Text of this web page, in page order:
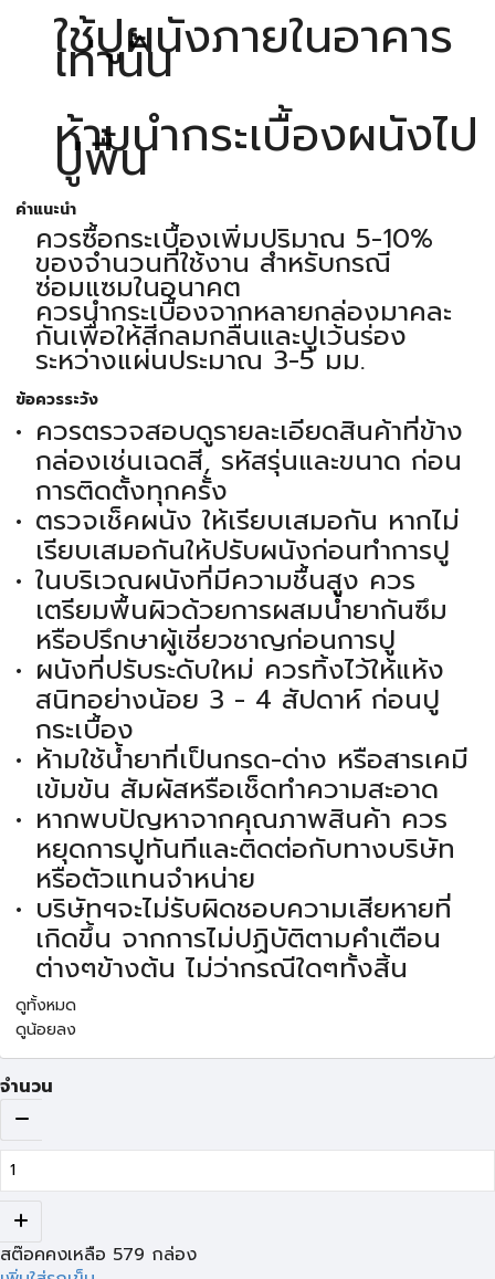
ใช้ปูผนังภายในอาคาร
เท่านั้น
ห้ามนำกระเบื้องผนังไป
ปูพื้น
คำแนะนำ
ควรซื้อกระเบื้องเพิ่มปริมาณ 5-10%
ของจำนวนที่ใช้งาน สำหรับกรณี
ซ่อมแซมในอนาคต
ควรนำกระเบื้องจากหลายกล่องมาคละ
กันเพื่อให้สีกลมกลืนและปูเว้นร่อง
ระหว่างแผ่นประมาณ 3-5 มม.
ข้อควรระวัง
ควรตรวจสอบดูรายละเอียดสินค้าที่ข้าง
กล่องเช่นเฉดสี, รหัสรุ่นและขนาด ก่อน
การติดตั้งทุกครั้ง
ตรวจเช็คผนัง ให้เรียบเสมอกัน หากไม่
เรียบเสมอกันให้ปรับผนังก่อนทำการปู
ในบริเวณผนังที่มีความชื้นสูง ควร
เตรียมพื้นผิวด้วยการผสมน้ำยากันซึม
หรือปรึกษาผู้เชี่ยวชาญก่อนการปู
ผนังที่ปรับระดับใหม่ ควรทิ้งไว้ให้แห้ง
สนิทอย่างน้อย 3 - 4 สัปดาห์ ก่อนปู
กระเบื้อง
ห้ามใช้น้ำยาที่เป็นกรด-ด่าง หรือสารเคมี
เข้มข้น สัมผัสหรือเช็ดทำความสะอาด
หากพบปัญหาจากคุณภาพสินค้า ควร
หยุดการปูทันทีและติดต่อกับทางบริษัท
หรือตัวแทนจำหน่าย
บริษัทฯจะไม่รับผิดชอบความเสียหายที่
เกิดขึ้น จากการไม่ปฏิบัติตามคำเตือน
ต่างๆข้างต้น ไม่ว่ากรณีใดๆทั้งสิ้น
ดูทั้งหมด
ดูน้อยลง
จำนวน
สต๊อคคงเหลือ 579 กล่อง